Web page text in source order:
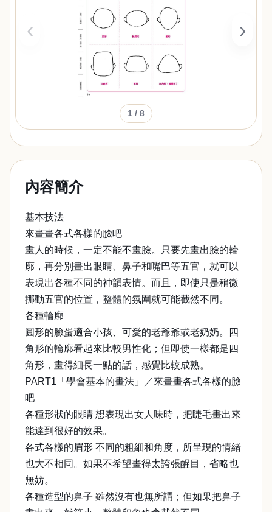
‹ ›
1 / 8
內容簡介
基本技法
來畫畫各式各樣的臉吧
畫人的時候，一定不能不畫臉。只要先畫出臉的輪
廓，再分別畫出眼睛、鼻子和嘴巴等五官，就可以
表現出各種不同的神韻表情。而且，即使只是稍微
挪動五官的位置，整體的氛圍就可能截然不同。
各種輪廓
圓形的臉蛋適合小孩、可愛的老爺爺或老奶奶。四
角形的輪廓看起來比較男性化；但即使一樣都是四
角形，畫得細長一點的話，感覺比較成熟。
PART1「學會基本的畫法」／來畫畫各式各樣的臉
吧
各種形狀的眼睛 想表現出女人味時，把睫毛畫出來
能達到很好的效果。
各式各樣的眉形 不同的粗細和角度，所呈現的情緒
也大不相同。如果不希望畫得太誇張醒目，省略也
無妨。
各種造型的鼻子 雖然沒有也無所謂；但如果把鼻子